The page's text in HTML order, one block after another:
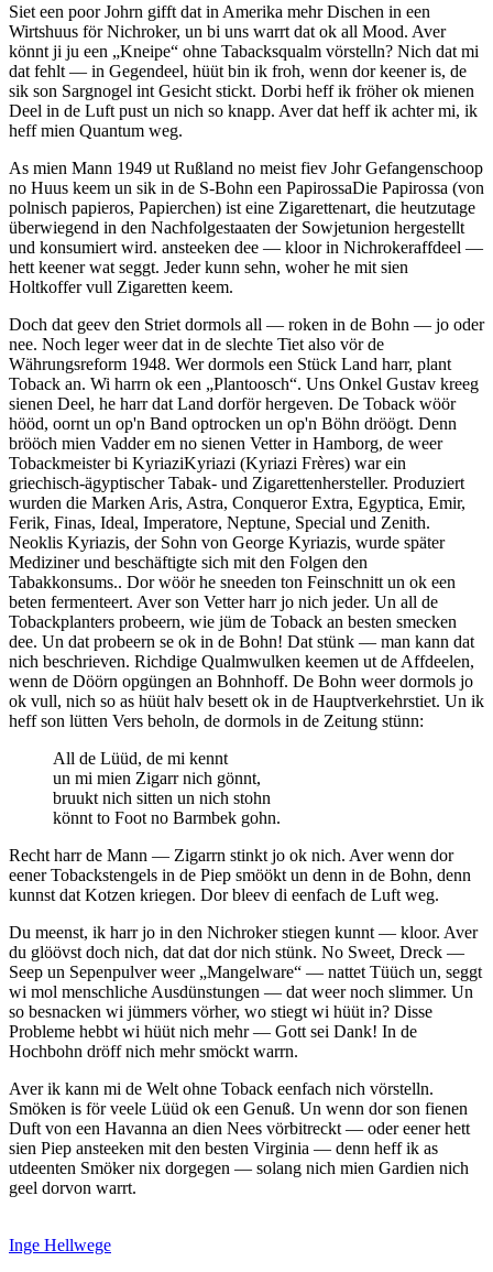
Siet een poor Johrn gifft dat in Amerika mehr Dischen in een
Wirtshuus för Nichroker, un bi uns warrt dat ok all Mood. Aver
könnt ji ju een
Kneipe
ohne Tabacksqualm vörstelln? Nich dat mi
dat fehlt — in Gegendeel, hüüt bin ik froh, wenn dor keener is, de
sik son Sargnogel int Gesicht stickt. Dorbi heff ik fröher ok mienen
Deel in de Luft pust un nich so knapp. Aver dat heff ik achter mi, ik
heff mien Quantum weg.
As mien Mann 1949 ut Rußland no meist fiev Johr Gefangenschoop
no Huus keem un sik in de S-Bohn een PapirossaDie Papirossa (von
polnisch papieros, Papierchen) ist eine Zigarettenart, die heutzutage
überwiegend in den Nachfolgestaaten der Sowjetunion hergestellt
und konsumiert wird. ansteeken dee — kloor in Nichrokeraffdeel —
hett keener wat seggt. Jeder kunn sehn, woher he mit sien
Holtkoffer vull Zigaretten keem.
Doch dat geev den Striet dormols all — roken in de Bohn — jo oder
nee. Noch leger weer dat in de slechte Tiet also vör de
Währungsreform 1948. Wer dormols een Stück Land harr, plant
Toback an. Wi harrn ok een
Plantoosch . Uns Onkel Gustav kreeg
sienen Deel, he harr dat Land dorför hergeven. De Toback wöör
hööd, oornt un op'n Band optrocken un op'n Böhn dröögt. Denn
brööch mien Vadder em no sienen Vetter in Hamborg, de weer
Tobackmeister bi KyriaziKyriazi (Kyriazi Frères) war ein
griechisch-ägyptischer Tabak- und Zigarettenhersteller. Produziert
wurden die Marken Aris, Astra, Conqueror Extra, Egyptica, Emir,
Ferik, Finas, Ideal, Imperatore, Neptune, Special und Zenith.
Neoklis Kyriazis, der Sohn von George Kyriazis, wurde später
Mediziner und beschäftigte sich mit den Folgen den
Tabakkonsums.. Dor wöör he sneeden ton Feinschnitt un ok een
beten fermenteert. Aver son Vetter harr jo nich jeder. Un all de
Tobackplanters probeern, wie jüm de Toback an besten smecken
dee. Un dat probeern se ok in de Bohn! Dat stünk — man kann dat
nich beschrieven. Richdige Qualmwulken keemen ut de Affdeelen,
wenn de Döörn opgüngen an Bohnhoff. De Bohn weer dormols jo
ok vull, nich so as hüüt halv besett ok in de Hauptverkehrstiet. Un ik
heff son lütten Vers beholn, de dormols in de Zeitung stünn:
All de Lüüd, de mi kennt
un mi mien Zigarr nich gönnt,
bruukt nich sitten un nich stohn
könnt to Foot no Barmbek gohn.
Recht harr de Mann — Zigarrn stinkt jo ok nich. Aver wenn dor
eener Tobackstengels in de Piep smöökt un denn in de Bohn, denn
kunnst dat Kotzen kriegen. Dor bleev di eenfach de Luft weg.
Du meenst, ik harr jo in den Nichroker stiegen kunnt — kloor. Aver
du glöövst doch nich, dat dat dor nich stünk. No Sweet, Dreck —
Seep un Sepenpulver weer Mangelware
— nattet Tüüch un, seggt
wi mol menschliche Ausdünstungen — dat weer noch slimmer. Un
so besnacken wi jümmers vörher, wo stiegt wi hüüt in? Disse
Probleme hebbt wi hüüt nich mehr — Gott sei Dank! In de
Hochbohn dröff nich mehr smöckt warrn.
Aver ik kann mi de Welt ohne Toback eenfach nich vörstelln.
Smöken is för veele Lüüd ok een Genuß. Un wenn dor son fienen
Duft von een Havanna an dien Nees vörbitreckt — oder eener hett
sien Piep ansteeken mit den besten Virginia — denn heff ik as
utdeenten Smöker nix dorgegen — solang nich mien Gardien nich
geel dorvon warrt.
Inge Hellwege